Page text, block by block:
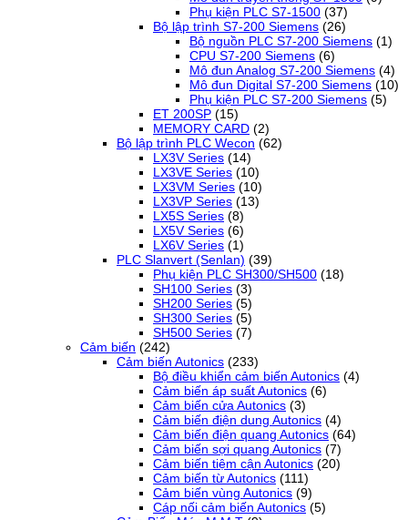
Phụ kiện PLC S7-1500 (37)
Bộ lập trình S7-200 Siemens (26)
Bộ nguồn PLC S7-200 Siemens (1)
CPU S7-200 Siemens (6)
Mô đun Analog S7-200 Siemens (4)
Mô đun Digital S7-200 Siemens (10)
Phụ kiện PLC S7-200 Siemens (5)
ET 200SP (15)
MEMORY CARD (2)
Bộ lập trình PLC Wecon (62)
LX3V Series (14)
LX3VE Series (10)
LX3VM Series (10)
LX3VP Series (13)
LX5S Series (8)
LX5V Series (6)
LX6V Series (1)
PLC Slanvert (Senlan) (39)
Phụ kiện PLC SH300/SH500 (18)
SH100 Series (3)
SH200 Series (5)
SH300 Series (5)
SH500 Series (7)
Cảm biến (242)
Cảm biến Autonics (233)
Bộ điều khiển cảm biến Autonics (4)
Cảm biến áp suất Autonics (6)
Cảm biến cửa Autonics (3)
Cảm biến điện dung Autonics (4)
Cảm biến điện quang Autonics (64)
Cảm biến sợi quang Autonics (7)
Cảm biến tiệm cận Autonics (20)
Cảm biến từ Autonics (111)
Cảm biến vùng Autonics (9)
Cáp nối cảm biến Autonics (5)